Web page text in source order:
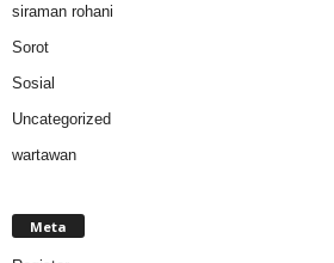
siraman rohani
Sorot
Sosial
Uncategorized
wartawan
Meta